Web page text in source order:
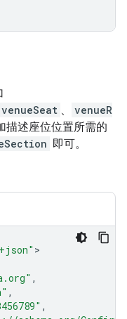
venueSeat 、
venueR
描述座位位置所需的
即可。
,
,
,